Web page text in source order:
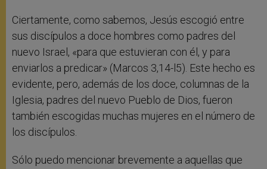
Ciertamente, como sabemos, Jesús escogió entre
sus discípulos a doce hombres como padres del
nuevo Israel, «para que estuvieran con él, y para
enviarlos a predicar» (Marcos 3,14-l5). Este hecho es
evidente, pero, además de los doce, columnas de la
Iglesia, padres del nuevo Pueblo de Dios, fueron
también escogidas muchas mujeres en el número de
los discípulos.
Sólo puedo mencionar brevemente a aquellas que